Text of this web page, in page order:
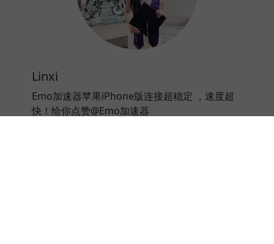
Linxi
Emo加速器苹果iPhone版连接超稳定 ，速度超
快！给你点赞@Emo加速器